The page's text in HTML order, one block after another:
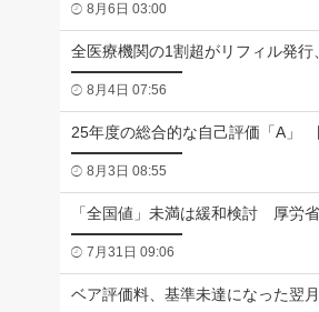
8月6日 03:00
全医療機関の1割超がリフィル発行
8月4日 07:56
25年度の総合的な自己評価「A」
8月3日 08:55
「全国値」未満は緩和検討 厚労省
7月31日 09:06
ベア評価料、基準未達になった翌